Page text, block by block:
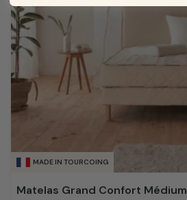
MADE IN TOURCOING
Matelas Grand Confort Médium